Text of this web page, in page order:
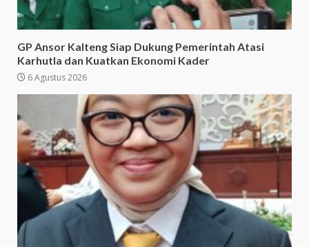
GP Ansor Kalteng Siap Dukung Pemerintah Atasi
Karhutla dan Kuatkan Ekonomi Kader
6 Agustus 2026